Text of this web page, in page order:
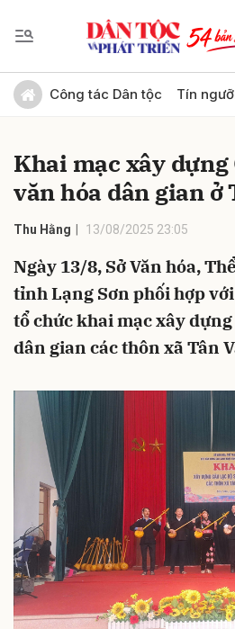
Công tác Dân tộc Tín
Khai mạc xây dựng
văn hóa dân gian ở
Thu Hằng 13/08/2025 23:05
Ngày 13/8, Sở Văn hóa,
tỉnh Lạng Sơn phối hợp
tổ chức khai mạc xây
dân gian các thôn xã Tân
Gửi bình luận